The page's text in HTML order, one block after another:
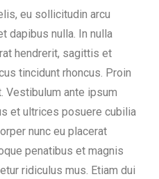
eu sollicitudin arcu
dapibus nulla. In nulla
hendrerit, sagittis et
tincidunt rhoncus. Proin
Vestibulum ante ipsum
et ultrices posuere cubilia
nunc eu placerat
penatibus et magnis
ridiculus mus. Etiam dui